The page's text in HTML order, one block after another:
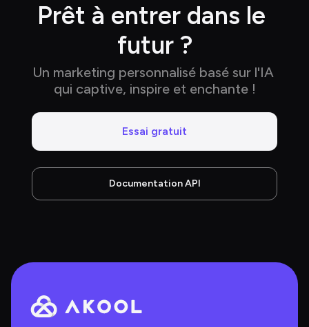
Prêt à entrer dans le
futur ?
Un marketing personnalisé basé sur l'IA
qui captive, inspire et enchante !
Essai gratuit
Documentation API